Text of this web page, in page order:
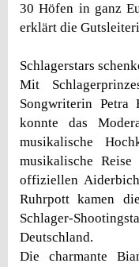
30 Höfen in ganz
erklärt die
Schlagerstars
Mit
Songwriterin Petra
konnte das
musikalische
musikalische
offiziellen
Ruhrpott kamen
Schlager-
Deutschland.
Die charmante